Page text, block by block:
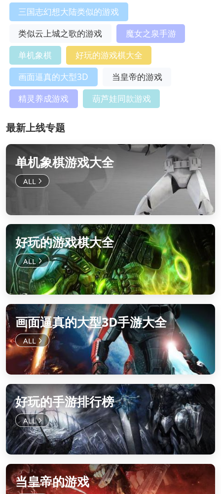
三国志幻想大陆类似的游戏
类似云上城之歌的游戏
魔女之泉手游
单机象棋
好玩的游戏棋大全
画面逼真的大型3D
当皇帝的游戏
精灵养成游戏
葫芦娃同款游戏
最新上线专题
单机象棋游戏大全
好玩的游戏棋大全
画面逼真的大型3D手游大全
好玩的手游排行榜
当皇帝的游戏